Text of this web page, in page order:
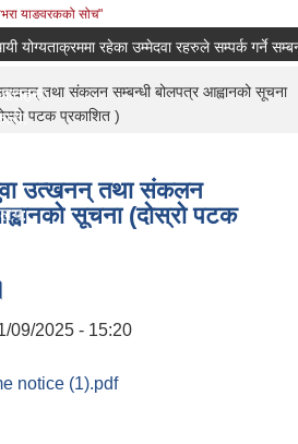
याङवरकको सोच"
रहेका उम्मेदवा रहरुले सम्पर्क गर्ने सम्बन्धी
तथा संकलन सम्बन्धी बोलपत्र आह्वानको सूचना
पटक प्रकाशित )
उत्खनन् तथा संकलन
सूचना (दोस्रो पटक
09/2025 - 15:20
notice (1).pdf